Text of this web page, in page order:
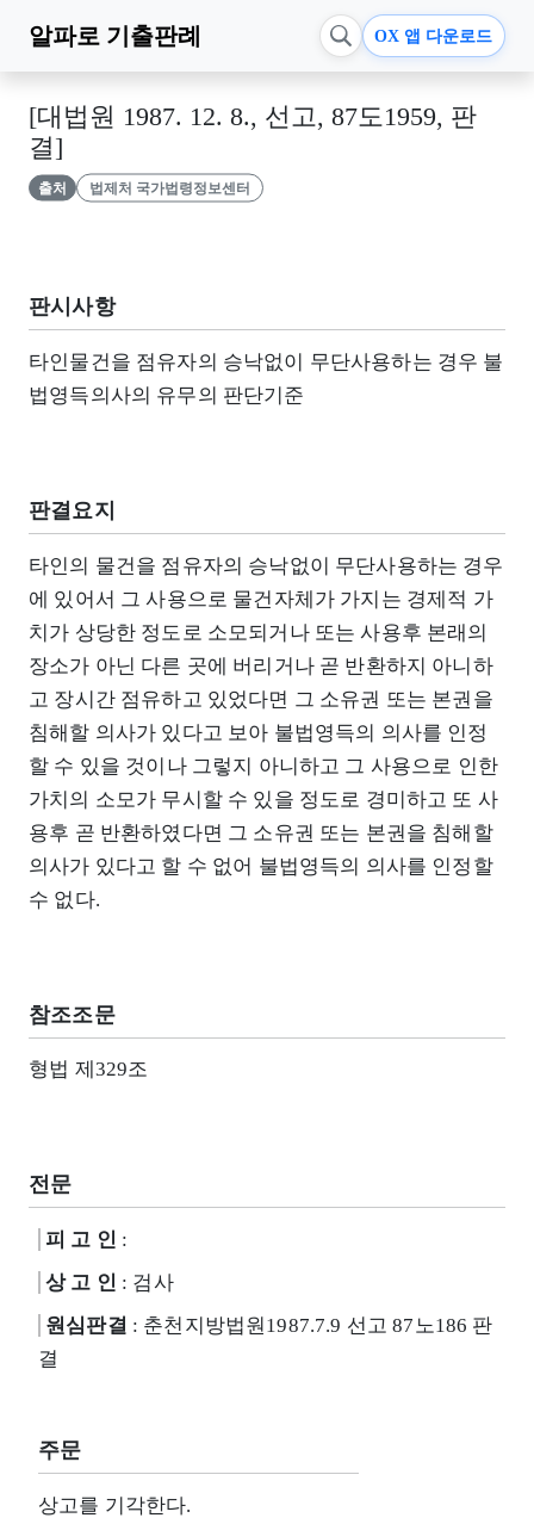
알파로 기출판례 OX 앱 다운로드
[대법원 1987. 12. 8., 선고, 87도1959, 판
결]
출처 법제처 국가법령정보센터
판시사항
타인물건을 점유자의 승낙없이 무단사용하는 경우 불
법영득의사의 유무의 판단기준
판결요지
타인의 물건을 점유자의 승낙없이 무단사용하는 경우
에 있어서 그 사용으로 물건자체가 가지는 경제적 가
치가 상당한 정도로 소모되거나 또는 사용후 본래의
장소가 아닌 다른 곳에 버리거나 곧 반환하지 아니하
고 장시간 점유하고 있었다면 그 소유권 또는 본권을
침해할 의사가 있다고 보아 불법영득의 의사를 인정
할 수 있을 것이나 그렇지 아니하고 그 사용으로 인한
가치의 소모가 무시할 수 있을 정도로 경미하고 또 사
용후 곧 반환하였다면 그 소유권 또는 본권을 침해할
의사가 있다고 할 수 없어 불법영득의 의사를 인정할
수 없다.
참조조문
형법 제329조
전문
피 고 인 :
상 고 인 : 검사
원심판결 : 춘천지방법원1987.7.9 선고 87노186 판
결
주문
상고를 기각한다.